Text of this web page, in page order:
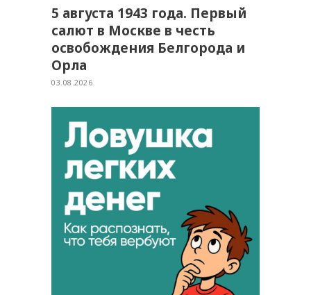
5 августа 1943 года. Первый
салют в Москве в честь
освобождения Белгорода и
Орла
03.08.2026